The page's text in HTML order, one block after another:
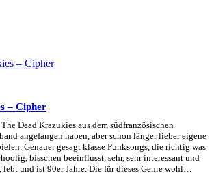
– Cipher
Dead Krazukies aus dem südfranzösischen
angefangen haben, aber schon länger lieber eigene
Genauer gesagt klasse Punksongs, die richtig was
bisschen beeinflusst, sehr, sehr interessant und
lebt und ist 90er Jahre. Die für dieses Genre wohl…